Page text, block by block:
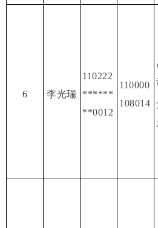
6 李光瑞
110222
******
**0012
110000
108014